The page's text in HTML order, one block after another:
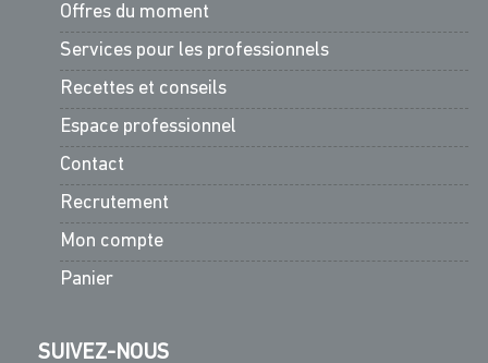
Offres du moment
Services pour les professionnels
Recettes et conseils
Espace professionnel
Contact
Recrutement
Mon compte
Panier
SUIVEZ-NOUS